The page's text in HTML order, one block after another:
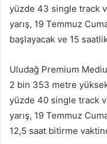
yüzde 43 single track
yarış, 19 Temmuz
başlayacak ve 15
Uludağ Premium
2 bin 353 metre
yüzde 40 single track
yarış, 19 Temmuz
12,5 saat bitirme